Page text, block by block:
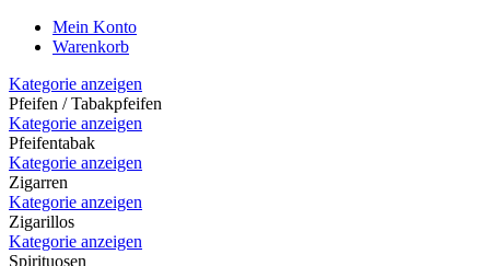
Mein Konto
Warenkorb
Kategorie anzeigen
Pfeifen / Tabakpfeifen
Kategorie anzeigen
Pfeifentabak
Kategorie anzeigen
Zigarren
Kategorie anzeigen
Zigarillos
Kategorie anzeigen
Spirituosen